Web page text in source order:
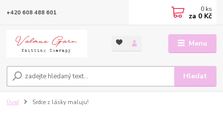
Menu
Hledat
+420 608 488 601 0 ks
za 0 Kč
Úvod Srdce z lásky maluju!